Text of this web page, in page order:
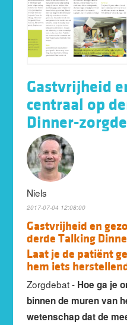
Gastvrijheid
centraal op
Dinner-
Niels
2017-07-04 12:08:00
Gastvrijheid en
derde Talking
Laat je de patiënt
hem iets
Zorgdebat - Hoe ga je
binnen de muren van
wetenschap dat de